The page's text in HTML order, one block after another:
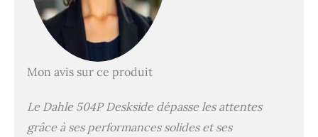
de coupe MHP durables :
Les rouleaux de coupe
une longue durée de vie
production de 13 à 15
feuilles (80 g/m²). Arrêt
et démarrage
Mon avis sur ce produit
Le Dahle 504P Deskside dépasse les attentes
grâce à ses performances solides et ses